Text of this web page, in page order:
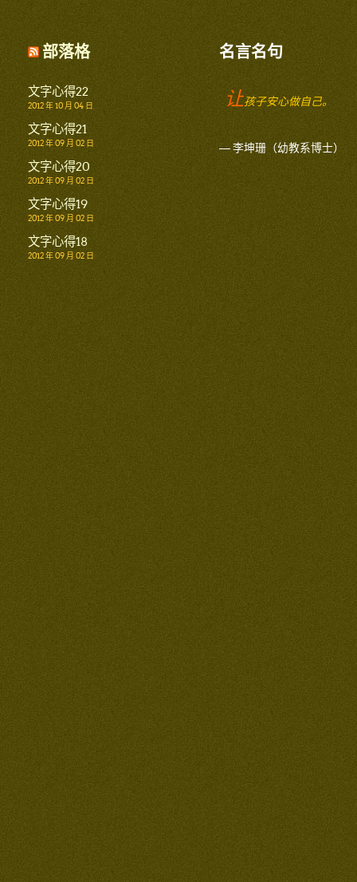
部落格
文字心得22
2012 年 10 月 04 日
文字心得21
2012 年 09 月 02 日
文字心得20
2012 年 09 月 02 日
文字心得19
2012 年 09 月 02 日
文字心得18
2012 年 09 月 02 日
名言名句
让孩子安心做自己。
— 李坤珊（幼教系博士）